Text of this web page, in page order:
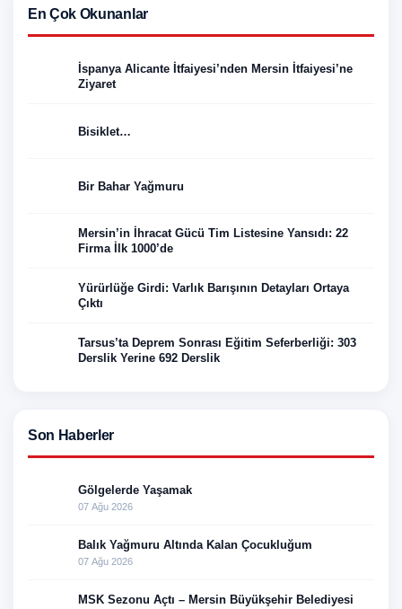
En Çok Okunanlar
İspanya Alicante İtfaiyesi’nden Mersin İtfaiyesi’ne
Ziyaret
Bisiklet…
Bir Bahar Yağmuru
Mersin’in İhracat Gücü Tim Listesine Yansıdı: 22
Firma İlk 1000’de
Yürürlüğe Girdi: Varlık Barışının Detayları Ortaya
Çıktı
Tarsus’ta Deprem Sonrası Eğitim Seferberliği: 303
Derslik Yerine 692 Derslik
Son Haberler
Gölgelerde Yaşamak
07 Ağu 2026
Balık Yağmuru Altında Kalan Çocukluğum
07 Ağu 2026
MSK Sezonu Açtı – Mersin Büyükşehir Belediyesi